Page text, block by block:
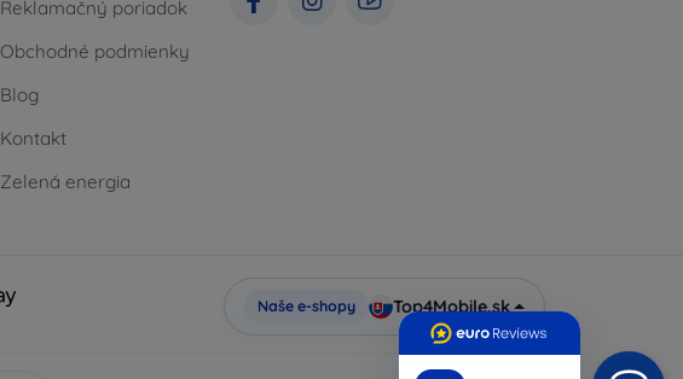
Reklamačný poriadok
Obchodné podmienky
Blog
Kontakt
Zelená energia
Naše e-shopy Top4Mobile.sk